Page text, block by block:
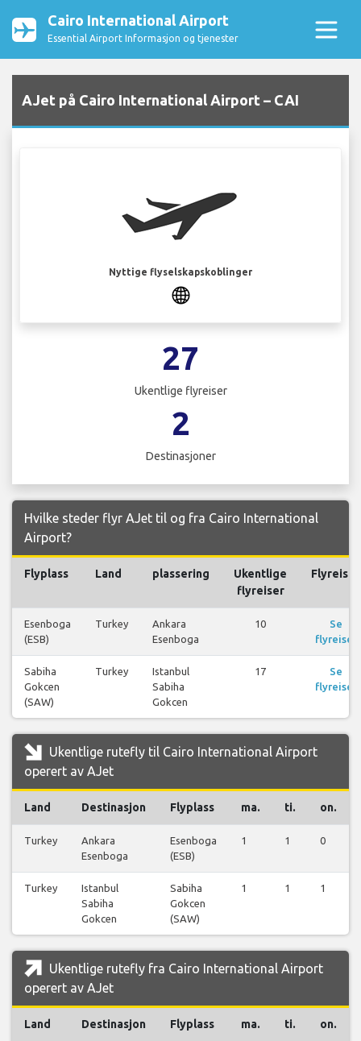
Cairo International Airport
Essential Airport Informasjon og tjenester
AJet på Cairo International Airport – CAI
Nyttige flyselskapskoblinger
27
Ukentlige flyreiser
2
Destinasjoner
Hvilke steder flyr AJet til og fra Cairo International
Airport?
Flyplass Land plassering
Ukentlige
flyreiser
Flyreiser
Esenboga
(ESB)
Turkey
Ankara
Esenboga
10
Se
flyreiser
Sabiha
Gokcen
(SAW)
Turkey
Istanbul
Sabiha
Gokcen
17
Se
flyreiser
Ukentlige rutefly til Cairo International Airport
operert av AJet
Land Destinasjon Flyplass ma. ti. on.
Turkey
Ankara
Esenboga
Esenboga
(ESB)
1 1 0
Turkey
Istanbul
Sabiha
Gokcen
Sabiha
Gokcen
(SAW)
1 1 1
Ukentlige rutefly fra Cairo International Airport
operert av AJet
Land Destinasjon Flyplass ma. ti. on.